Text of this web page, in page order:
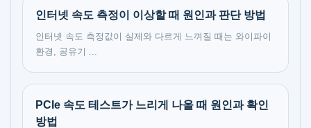
인터넷 속도 측정이 이상할 때 원인과 판단 방법
인터넷 속도 측정값이 실제와 다르게 느껴질 때는 와이파이
환경, 공유기 ...
PCIe 속도 테스트가 느리게 나올 때 원인과 확인
방법